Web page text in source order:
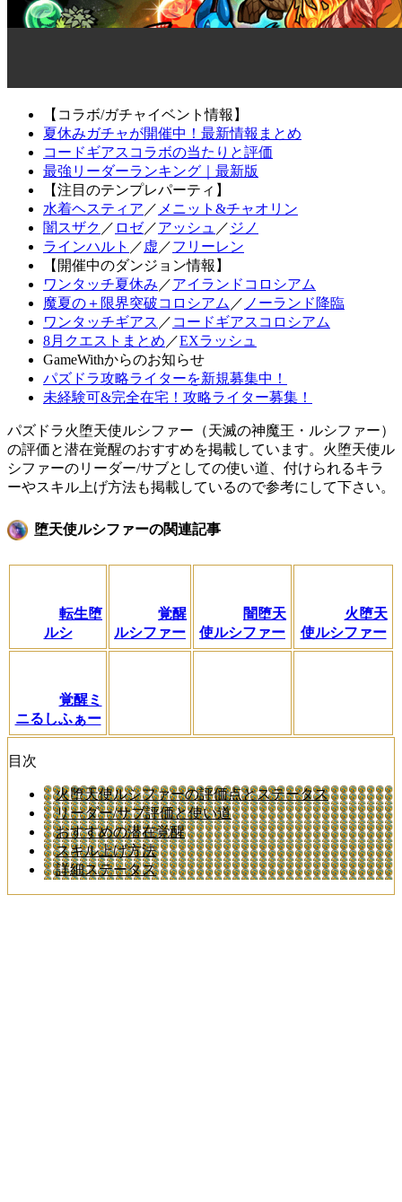
【コラボ/ガチャイベント情報】
夏休みガチャが開催中！最新情報まとめ
コードギアスコラボの当たりと評価
最強リーダーランキング｜最新版
【注目のテンプレパーティ】
水着ヘスティア ／ メニット&チャオリン
闇スザク ／ ロゼ／アッシュ ／ ジノ
ラインハルト ／ 虚 ／フリーレン
【開催中のダンジョン情報】
ワンタッチ夏休み ／アイランドコロシアム
魔夏の＋限界突破コロシアム ／ ノーランド降臨
ワンタッチギアス ／ コードギアスコロシアム
8月クエストまとめ ／EXラッシュ
GameWithからのお知らせ
パズドラ攻略ライターを新規募集中！
未経験可&完全在宅！攻略ライター募集！
パズドラ火堕天使ルシファー（天滅の神魔王・ルシファー）
の評価と潜在覚醒のおすすめを掲載しています。火堕天使ル
シファーのリーダー/サブとしての使い道、付けられるキラ
ーやスキル上げ方法も掲載しているので参考にして下さい。
堕天使ルシファーの関連記事
転生堕
ルシ
覚醒
ルシファー
闇堕天
使ルシファー
火堕天
使ルシファー
覚醒ミ
ニるしふぁー
目次
火堕天使ルシファーの評価点とステータス
リーダー/サブ評価と使い道
おすすめの潜在覚醒
スキル上げ方法
詳細ステータス